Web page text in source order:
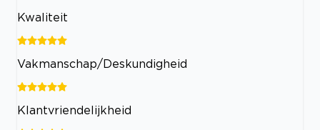
Kwaliteit
Vakmanschap/Deskundigheid
Klantvriendelijkheid